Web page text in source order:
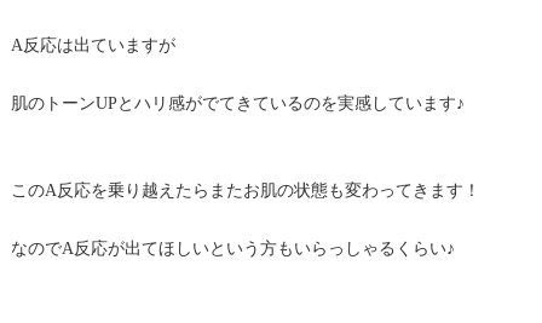
A反応は出ていますが
肌のトーンUPとハリ感がでてきているのを実感しています♪
このA反応を乗り越えたらまたお肌の状態も変わってきます！
なのでA反応が出てほしいという方もいらっしゃるくらい♪